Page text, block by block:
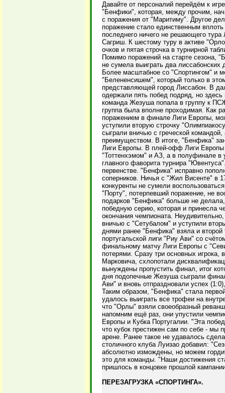
Давайте от персоналий перейдём к игре
"Бенфики", которая, между прочим,
с поражения от "Маритиму". Другое
поражение стало единственным
последнего ничего не решающего тура
Сагриш. К шестому туру в активе
очков и пятая строчка в турнирной
Помимо поражений на старте сезона,
не сумела выиграть два лиссабонских
Более масштабное со "Спортингом" и
"Белененсишем", который только в
представляющей город Лиссабон. В
одержали пять побед подряд, но
команда Жезуша попала в группу к
группа была вполне проходимая. Как
поражением в финале Лиги Европы,
уступили вторую строчку
сыграли вничью с греческой
преимуществом. В итоге, "Бенфика"
Лиги Европы. В плей-офф Лиги
"Тоттенхэмом" и АЗ, а в полуфинале в
главного фаворита турнира
первенстве. "Бенфика" исправно
соперников. Ничья с "Жил Висенте" в
конкуренты не сумели
"Порту", потерпевший поражение, не
подарков "Бенфика" больше не
победную серию, которая и принесла
окончания чемпионата.
вничью с "Сетубалом" и уступили
днями ранее "Бенфика" взяла и
португальской лиги "Риу Ави" со
финальному матчу Лиги Европы с
потерями. Сразу три основных
Марковича, схлопотали
вынуждены пропустить финал, итог
дня подопечные Жезуша сыграли
Ави" и вновь отпраздновали успех
Таким образом, "Бенфика" стала
удалось выиграть все трофеи на
что "Орлы" взяли своеобразный
напомним ещё раз, они упустили
Европы и Кубка Португалии. "Эта
что кубок престижен сам по себе - мы
арене. Ранее такое не удавалось
столичного клуба Луизао добавил:
абсолютно измождены, но можем
это для команды. "Наши достижения
пришлось в концовке прошлой
ПЕРЕЗАГРУЗКА «СПОРТИНГА».